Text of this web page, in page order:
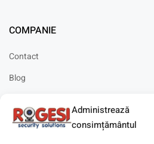
Administrează
consimțământul
COMPANIE
Contact
Blog
Solicitare instalare